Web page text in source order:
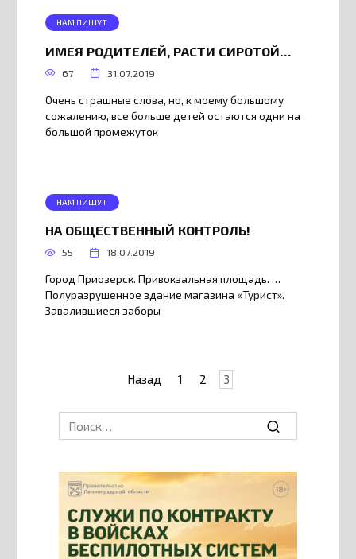
НАМ ПИШУТ
ИМЕЯ РОДИТЕЛЕЙ, РАСТИ СИРОТОЙ…
67 31.07.2019
Очень страшные слова, но, к моему большому
сожалению, все больше детей остаются одни на
большой промежуток
НАМ ПИШУТ
НА ОБЩЕСТВЕННЫЙ КОНТРОЛЬ!
55 18.07.2019
Город Приозерск. Привокзальная площадь. …
Полуразрушенное здание магазина «Турист».
Завалившиеся заборы
Назад 1 2 3
Search
for: